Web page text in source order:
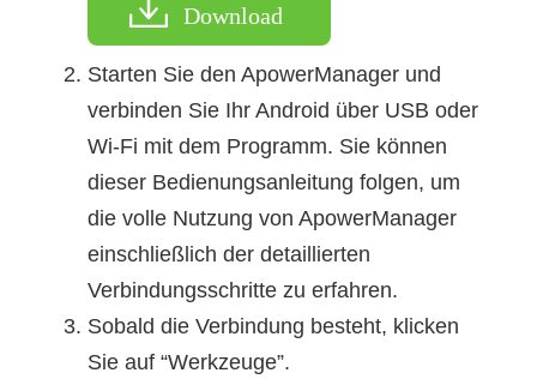
Download
Starten Sie den ApowerManager und
verbinden Sie Ihr Android über USB oder
Wi-Fi mit dem Programm. Sie können
dieser Bedienungsanleitung folgen, um
die volle Nutzung von ApowerManager
einschließlich der detaillierten
Verbindungsschritte zu erfahren.
Sobald die Verbindung besteht, klicken
Sie auf “Werkzeuge”.